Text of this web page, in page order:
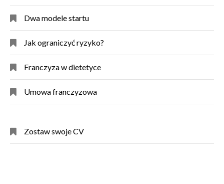
Dwa modele startu
Jak ograniczyć ryzyko?
Franczyza w dietetyce
Umowa franczyzowa
Zostaw swoje CV